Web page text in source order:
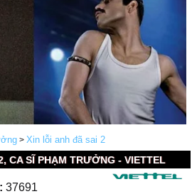
> Xin lỗi anh đã sai 2
CA SĨ PHẠM TRƯỞNG - VIETTEL
37691